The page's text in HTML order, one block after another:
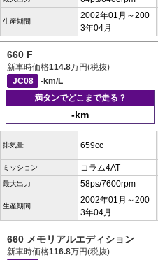
生産期間
2002年01月～200
3年04月
660 F
新車時価格114.8万円(税抜)
JC08
-km/L
満タンでどこまで走る？
-km
排気量 659cc
ミッション コラム4AT
最大出力 58ps/7600rpm
生産期間
2002年01月～200
3年04月
660 メモリアルエディション
新車時価格116.8万円(税抜)